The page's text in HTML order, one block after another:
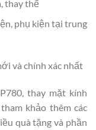
thay thế
phụ kiện tại trung
và chính xác nhất
thay mặt kính
khảo thêm các
quà tặng và phần